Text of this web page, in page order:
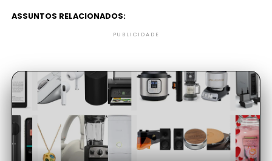
ASSUNTOS RELACIONADOS:
PUBLICIDADE